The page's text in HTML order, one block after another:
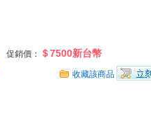
促銷價： ＄7500新台幣
收藏該商品